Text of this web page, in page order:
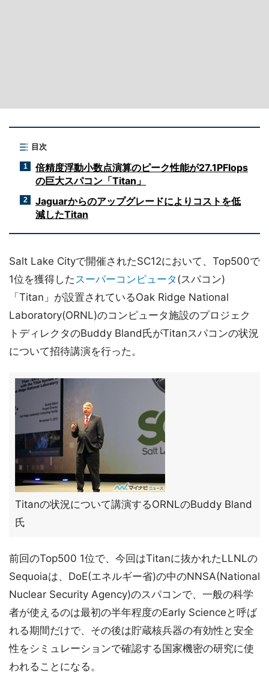
目次
1
倍精度浮動小数点演算のピーク性能が27.1PFlops
の巨大スパコン「Titan」
2
Jaguarからのアップグレードによりコストを低
減したTitan
Salt Lake Cityで開催されたSC12において、Top500で
1位を獲得したスーパーコンピュータ (スパコン)
「Titan」が設置されているOak Ridge National
Laboratory(ORNL)のコンピュータ施設のプロジェク
トディレクタのBuddy Bland氏がTitanスパコンの状況
について招待講演を行った。
Titanの状況について講演するORNLのBuddy Bland
氏
前回のTop500 1位で、今回はTitanに抜かれたLLNLの
Sequoiaは、DoE(エネルギー省)の中のNNSA(National
Nuclear Security Agency)のスパコンで、一般の科学
者が使えるのは最初の半年程度のEarly Scienceと呼ば
れる期間だけで、その後は貯蔵核兵器の有効性と安全
性をシミュレーションで確認する国家機密の研究に使
われることになる。